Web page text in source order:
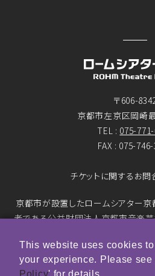
〒606-
京都市左京区岡崎
TEL : 075-
FAX : 075-
チケットに関するお問
京都市が設置したロームシアター京
者である公益財団法人京都市音楽
© ROHM Theatre Kyoto.
This website uses cookies
your experience. Please see
Policy' for details.